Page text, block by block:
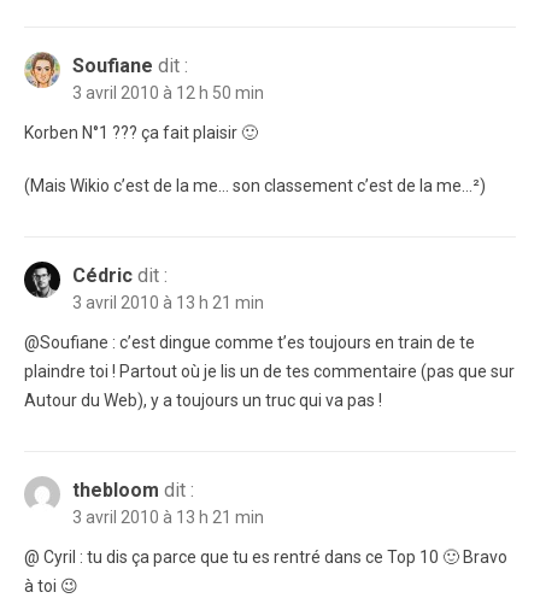
Soufiane dit :
3 avril 2010 à 12 h 50 min
Korben N°1 ??? ça fait plaisir 🙂
(Mais Wikio c’est de la me… son classement c’est de la me…²)
Cédric dit :
3 avril 2010 à 13 h 21 min
@Soufiane : c’est dingue comme t’es toujours en train de te
plaindre toi ! Partout où je lis un de tes commentaire (pas que sur
Autour du Web), y a toujours un truc qui va pas !
thebloom dit :
3 avril 2010 à 13 h 21 min
@ Cyril : tu dis ça parce que tu es rentré dans ce Top 10 🙂 Bravo
à toi 😉